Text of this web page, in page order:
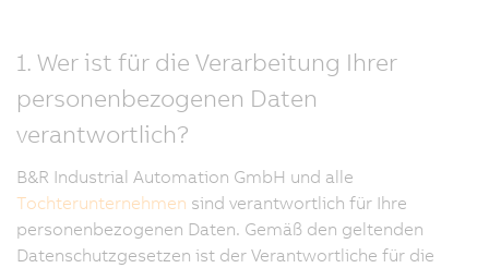
1. Wer ist für die Verarbeitung Ihrer
personenbezogenen Daten
verantwortlich?
B&R Industrial Automation GmbH und alle
Tochterunternehmen sind verantwortlich für Ihre
personenbezogenen Daten. Gemäß den geltenden
Datenschutzgesetzen ist der Verantwortliche für die